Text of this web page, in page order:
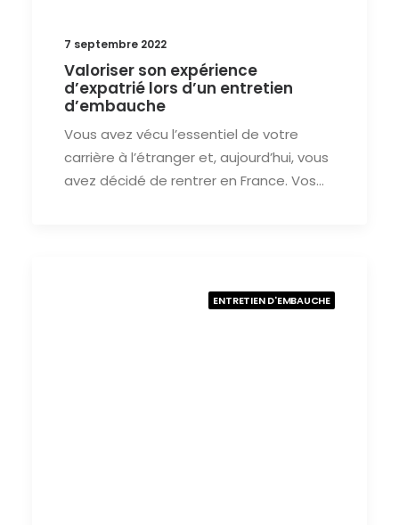
7 septembre 2022
Valoriser son expérience
d’expatrié lors d’un entretien
d’embauche
Vous avez vécu l’essentiel de votre
carrière à l’étranger et, aujourd’hui, vous
avez décidé de rentrer en France. Vos…
ENTRETIEN D'EMBAUCHE